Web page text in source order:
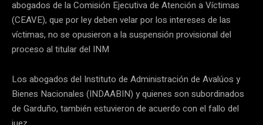
abogados de la Comisión Ejecutiva de Atención a Víctimas
(CEAVE), que por ley deben velar por los intereses de las
víctimas, no se opusieron a la suspensión provisional del
proceso al titular del INM
Los abogados del Instituto de Administración de Avalúos y
Bienes Nacionales (INDAABIN) y quienes son subordinados
de Garduño, también estuvieron de acuerdo con el fallo del